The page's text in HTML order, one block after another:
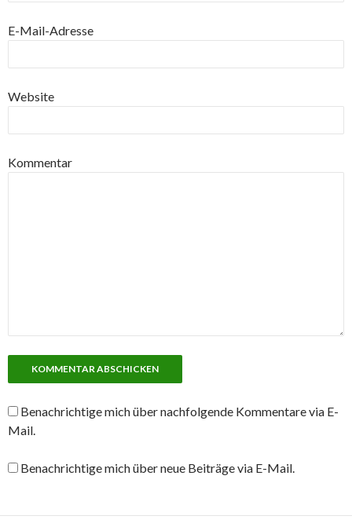
E-Mail-Adresse
Website
Kommentar
Benachrichtige mich über nachfolgende Kommentare via E-
Mail.
Benachrichtige mich über neue Beiträge via E-Mail.